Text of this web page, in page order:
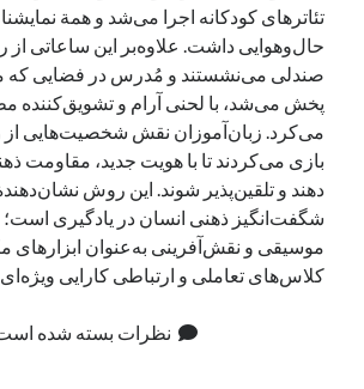
تئاترهای کودکانه اجرا می‌شد و همة
حال‌وهوایی داشت. علاوه‌بر این ساعاتی از
صندلی می‌نشستند و مُدرس در فضایی که
پخش می‌شد، با لحنی آرام و تشویق‌کننده
می‌کرد. زبان‌آموزان نقش شخصیت‌هایی از
بازی می‌کردند تا با هویت جدید، مقاومت
دهند و تلقین‌پذیر شوند. این روش
شگفت‌انگیز ذهنی انسان در یادگیری است؛
موسیقی و نقش‌آفرینی به‌عنوان ابزارهای
کلاس‌های تعاملی و ارتباطی کارایی ویژه‌ای
نظرات بسته شده